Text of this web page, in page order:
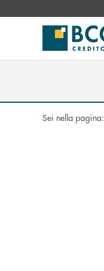
Sei nella pagina: